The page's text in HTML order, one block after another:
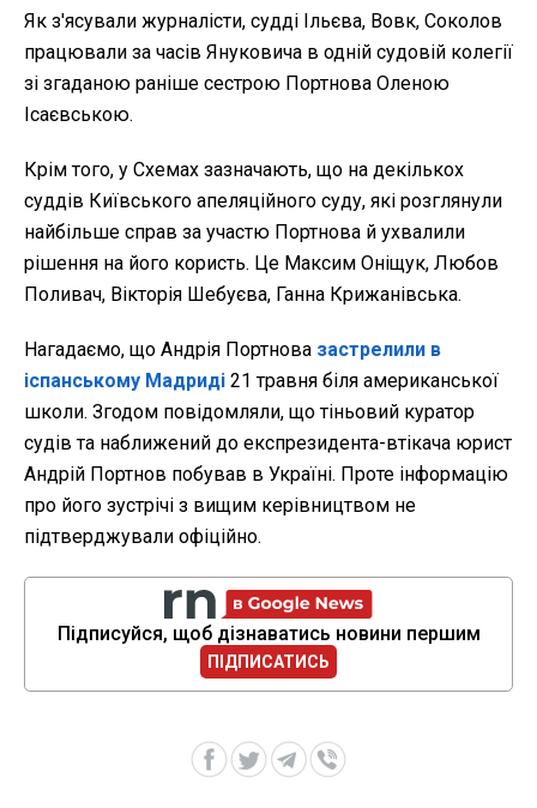
Як з'ясували журналісти, судді Ільєва, Вовк, Соколов
працювали за часів Януковича в одній судовій колегії
зі згаданою раніше сестрою Портнова Оленою
Ісаєвською.
Крім того, у Схемах зазначають, що на декількох
суддів Київського апеляційного суду, які розглянули
найбільше справ за участю Портнова й ухвалили
рішення на його користь. Це Максим Оніщук, Любов
Поливач, Вікторія Шебуєва, Ганна Крижанівська.
Нагадаємо, що Андрія Портнова застрелили в
іспанському Мадриді 21 травня біля американської
школи. Згодом повідомляли, що тіньовий куратор
судів та наближений до експрезидента-втікача юрист
Андрій Портнов побував в Україні. Проте інформацію
про його зустрічі з вищим керівництвом не
підтверджували офіційно.
Підписуйся, щоб дізнаватись новини першим
ПІДПИСАТИСЬ